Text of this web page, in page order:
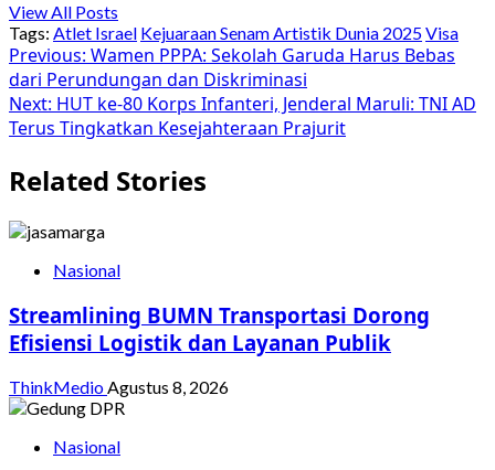
View All Posts
Tags: Atlet Israel Kejuaraan Senam Artistik Dunia 2025Visa
Post
navigation
Previous: Wamen PPPA: Sekolah Garuda Harus Bebas
dari Perundungan dan Diskriminasi
Next: HUT ke-80 Korps Infanteri, Jenderal Maruli: TNI AD
Terus Tingkatkan Kesejahteraan Prajurit
Related Stories
Nasional
Streamlining BUMN Transportasi Dorong
Efisiensi Logistik dan Layanan Publik
ThinkMedioAgustus 8, 2026
Nasional